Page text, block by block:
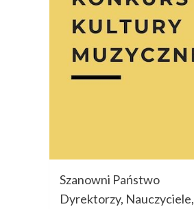
Szanowni Państwo
Dyrektorzy, Nauczyciele,